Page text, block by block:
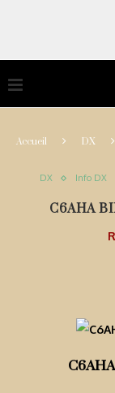
Accueil DX
DX Info DX
C6AHA